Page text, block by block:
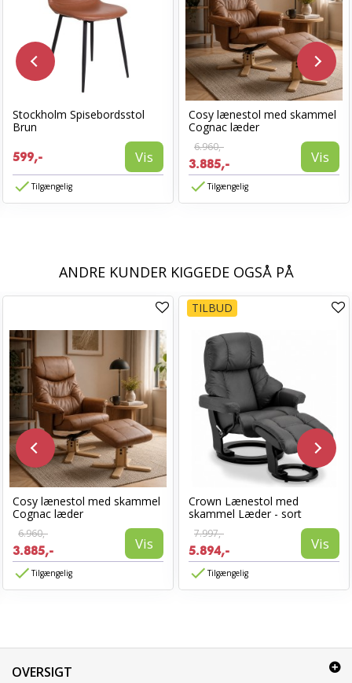
Stockholm Spisebordsstol
Brun
599,- Vis
Tilgængelig
Cosy lænestol med skammel
Cognac læder
6.960,-
3.885,- Vis
Tilgængelig
ANDRE KUNDER KIGGEDE OGSÅ PÅ
Cosy lænestol med skammel
Cognac læder
6.960,-
3.885,- Vis
Tilgængelig
TILBUD
Crown Lænestol med
skammel Læder - sort
7.997,-
5.894,- Vis
Tilgængelig
OVERSIGT